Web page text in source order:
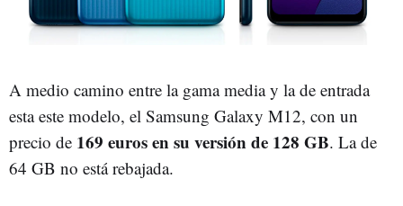
A medio camino entre la gama media y la de entrada
esta este modelo, el Samsung Galaxy M12, con un
precio de 169 euros en su versión de 128 GB. La de
64 GB no está rebajada.